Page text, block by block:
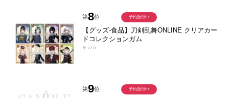
第8位
【グッズ-食品】刀剣乱舞ONLINE クリアカー
ドコレクションガム
￥220
予約受付中
第9位 予約受付中